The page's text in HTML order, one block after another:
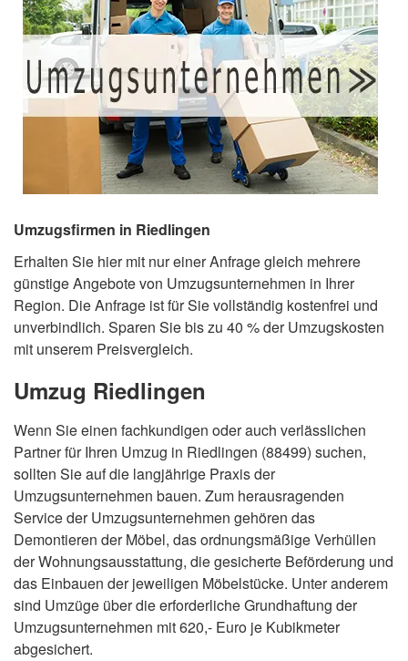
Umzugsfirmen in Riedlingen
Erhalten Sie hier mit nur einer Anfrage gleich mehrere
günstige Angebote von Umzugsunternehmen in Ihrer
Region. Die Anfrage ist für Sie vollständig kostenfrei und
unverbindlich. Sparen Sie bis zu 40 % der Umzugskosten
mit unserem Preisvergleich.
Umzug Riedlingen
Wenn Sie einen fachkundigen oder auch verlässlichen
Partner für Ihren Umzug in Riedlingen (88499) suchen,
sollten Sie auf die langjährige Praxis der
Umzugsunternehmen bauen. Zum herausragenden
Service der Umzugsunternehmen gehören das
Demontieren der Möbel, das ordnungsmäßige Verhüllen
der Wohnungsausstattung, die gesicherte Beförderung und
das Einbauen der jeweiligen Möbelstücke. Unter anderem
sind Umzüge über die erforderliche Grundhaftung der
Umzugsunternehmen mit 620,- Euro je Kubikmeter
abgesichert.